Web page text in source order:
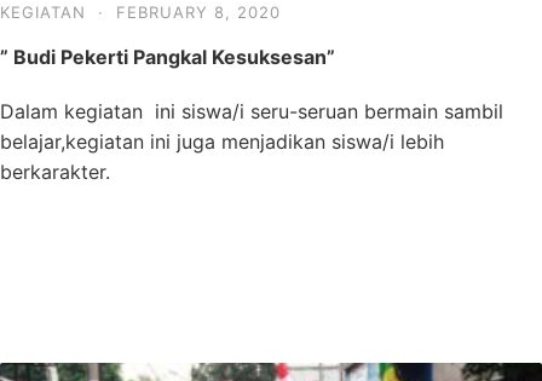
KEGIATAN · FEBRUARY 8, 2020
” Budi Pekerti Pangkal Kesuksesan”
Dalam kegiatan ini siswa/i seru-seruan bermain sambil
belajar,kegiatan ini juga menjadikan siswa/i lebih
berkarakter.